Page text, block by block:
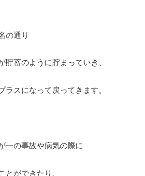
の通り
貯蓄のように貯まっていき、
ラスになって戻ってきます。
一の事故や病気の際に
とができたり、